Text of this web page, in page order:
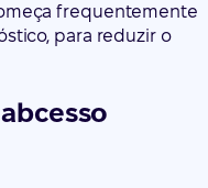
frequentemente
para reduzir o